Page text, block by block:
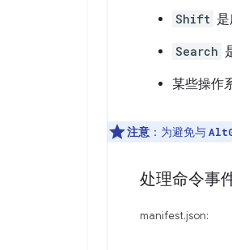
Shift
Search
某些操作
注意 ：为避免与
处理命令事
manifest.json: